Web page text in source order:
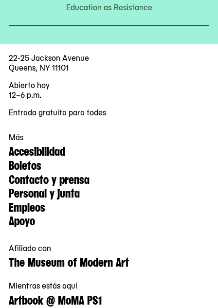
Education as Resistance
22-25 Jackson Avenue
Queens, NY 11101
Abierto hoy
12–6 p.m.
Entrada gratuita para todes
Más
Accesibilidad
Boletos
Contacto y prensa
Personal y junta
Empleos
Apoyo
Afiliado con
The Museum of Modern Art
Mientras estás aquí
Artbook @ MoMA PS1